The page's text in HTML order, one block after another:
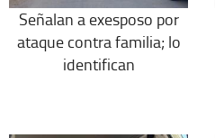
Señalan a exesposo por
ataque contra familia; lo
identifican